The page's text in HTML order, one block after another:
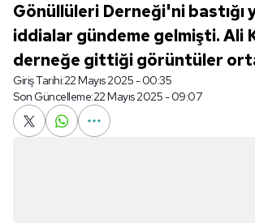
Gönüllüleri Derneği'ni bastığı
iddialar gündeme gelmişti. Ali
derneğe gittiği görüntüler
Giriş Tarihi:22 Mayıs 2025 - 00:35
Son Güncelleme:22 Mayıs 2025 - 09:07